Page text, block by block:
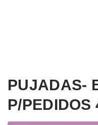
PUJADAS-
P/PEDIDOS